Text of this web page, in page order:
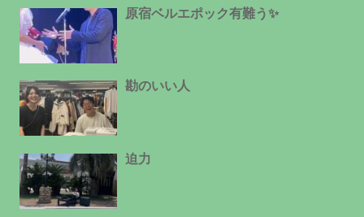
原宿ベルエポック有難う✨
勘のいい人
迫力